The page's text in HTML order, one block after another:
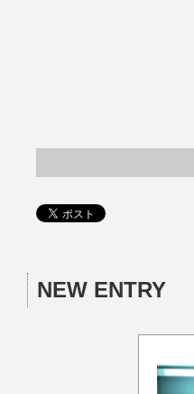
NEW ENTRY